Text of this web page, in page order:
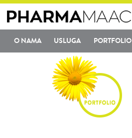
O NAMA USLUGA PORTFOLIO